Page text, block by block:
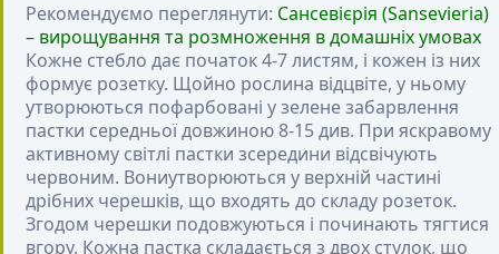
Рекомендуємо переглянути: Сансевієрія (Sansevieria)
– вирощування та розмноження в домашніх умовах
Кожне стебло дає початок 4-7 листям, і кожен із них
формує розетку. Щойно рослина відцвіте, у ньому
утворюються пофарбовані у зелене забарвлення
пастки середньої довжиною 8-15 див. При яскравому
активному світлі пастки зсередини відсвічують
червоним. Вониутворюються у верхній частині
дрібних черешків, що входять до складу розеток.
Згодом черешки подовжуються і починають тягтися
вгору. Кожна пастка складається з двох стулок, що